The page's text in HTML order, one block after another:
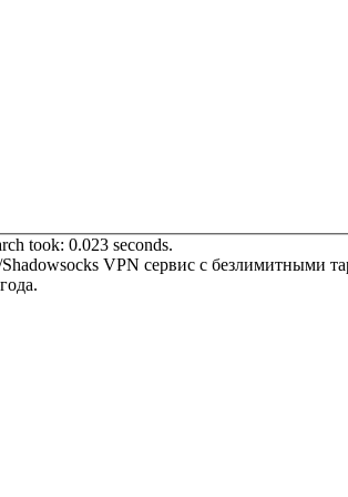
took: 0.023 seconds.
VPN сервис с безлимитными